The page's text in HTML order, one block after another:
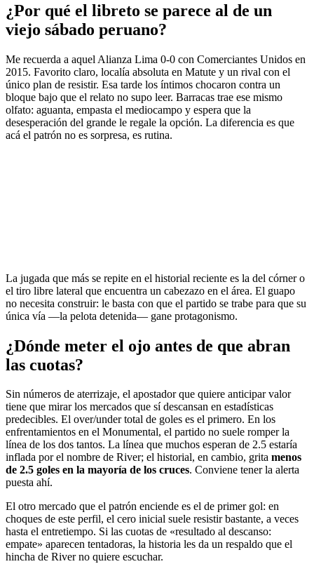
¿Por qué el libreto se parece al de un
viejo sábado peruano?
Me recuerda a aquel Alianza Lima 0-0 con Comerciantes Unidos en
2015. Favorito claro, localía absoluta en Matute y un rival con el
único plan de resistir. Esa tarde los íntimos chocaron contra un
bloque bajo que el relato no supo leer. Barracas trae ese mismo
olfato: aguanta, empasta el mediocampo y espera que la
desesperación del grande le regale la opción. La diferencia es que
acá el patrón no es sorpresa, es rutina.
La jugada que más se repite en el historial reciente es la del córner o
el tiro libre lateral que encuentra un cabezazo en el área. El guapo
no necesita construir: le basta con que el partido se trabe para que su
única vía —la pelota detenida— gane protagonismo.
¿Dónde meter el ojo antes de que abran
las cuotas?
Sin números de aterrizaje, el apostador que quiere anticipar valor
tiene que mirar los mercados que sí descansan en estadísticas
predecibles. El over/under total de goles es el primero. En los
enfrentamientos en el Monumental, el partido no suele romper la
línea de los dos tantos. La línea que muchos esperan de 2.5 estaría
inflada por el nombre de River; el historial, en cambio, grita menos
de 2.5 goles en la mayoría de los cruces. Conviene tener la alerta
puesta ahí.
El otro mercado que el patrón enciende es el de primer gol: en
choques de este perfil, el cero inicial suele resistir bastante, a veces
hasta el entretiempo. Si las cuotas de «resultado al descanso:
empate» aparecen tentadoras, la historia les da un respaldo que el
hincha de River no quiere escuchar.